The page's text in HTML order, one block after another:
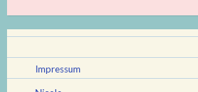
Impressum